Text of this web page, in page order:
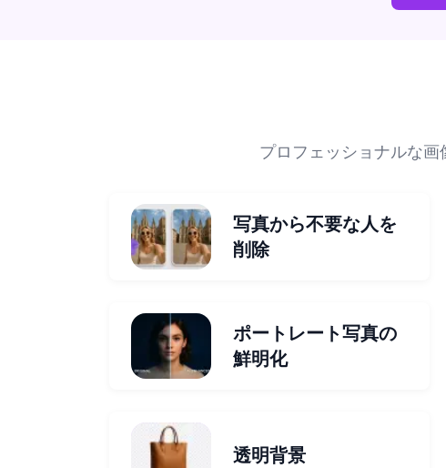
プロフェッショナルな
写真から不要な人を
削除
ポートレート写真の
鮮明化
透明背景